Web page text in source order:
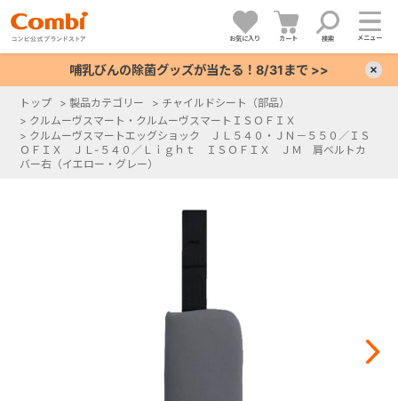
お気に入り カート 検索 メニュー
哺乳びんの除菌グッズが当たる！8/31まで >>
トップ > 製品カテゴリー > チャイルドシート（部品）
> クルムーヴスマート・クルムーヴスマートＩＳＯＦＩＸ
> クルムーヴスマートエッグショック ＪＬ５４０・ＪＮ－５５０／ＩＳ
ＯＦＩＸ ＪＬ-５４０／Ｌｉｇｈｔ ＩＳＯＦＩＸ ＪＭ 肩ベルトカ
バー右（イエロー・グレー）